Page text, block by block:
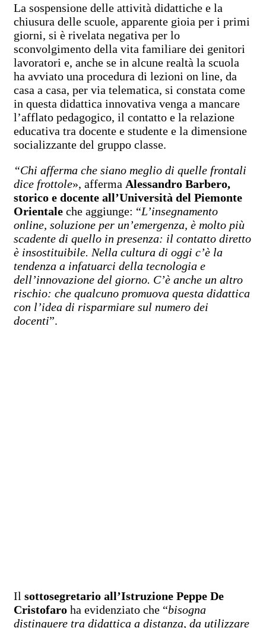
La sospensione delle attività didattiche e la
chiusura delle scuole, apparente gioia per i primi
giorni, si è rivelata negativa per lo
sconvolgimento della vita familiare dei genitori
lavoratori e, anche se in alcune realtà la scuola
ha avviato una procedura di lezioni on line, da
casa a casa, per via telematica, si constata come
in questa didattica innovativa venga a mancare
l’afflato pedagogico, il contatto e la relazione
educativa tra docente e studente e la dimensione
socializzante del gruppo classe.
“Chi afferma che siano meglio di quelle frontali
dice frottole», afferma Alessandro Barbero,
storico e docente all’Università del Piemonte
Orientale che aggiunge: “L’insegnamento
online, soluzione per un’emergenza, è molto più
scadente di quello in presenza: il contatto diretto
è insostituibile. Nella cultura di oggi c’è la
tendenza a infatuarci della tecnologia e
dell’innovazione del giorno. C’è anche un altro
rischio: che qualcuno promuova questa didattica
con l’idea di risparmiare sul numero dei
docenti”.
Il sottosegretario all’Istruzione Peppe De
Cristofaro ha evidenziato che “bisogna
distinguere tra didattica a distanza, da utilizzare